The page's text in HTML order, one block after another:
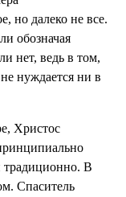
но далеко не все.
обозначая
нет, ведь в том,
нуждается ни в
Христос
традиционно. В
Спаситель